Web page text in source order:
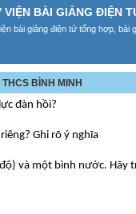
VIỆN BÀI GIẢNG ĐIỆN
bài giảng điện tử tổng hợp, bài
BÌNH MINH
đàn hồi?
Ghi rõ ý nghĩa
và một bình nước. Hãy